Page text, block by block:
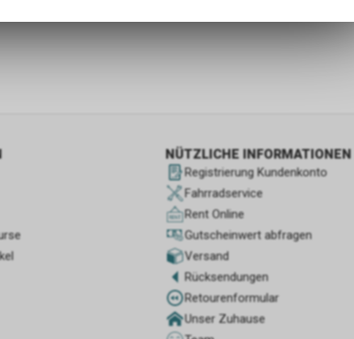
NÜTZLICHE INFORMATIONEN
Registrierung Kundenkonto
Fahrradservice
Rent Online
Gutscheinwert abfragen
Versand
Rücksendungen
Retourenformular
Unser Zuhause